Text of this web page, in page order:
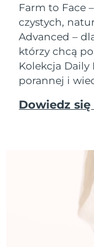
Farm to Face
czystych,
Advanced –
którzy chcą
Kolekcja
porannej i
Dowiedz